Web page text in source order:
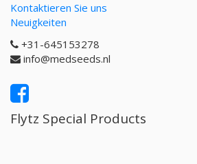
Kontaktieren Sie uns
Neuigkeiten
+31-645153278
info@medseeds.nl
Flytz Special Products